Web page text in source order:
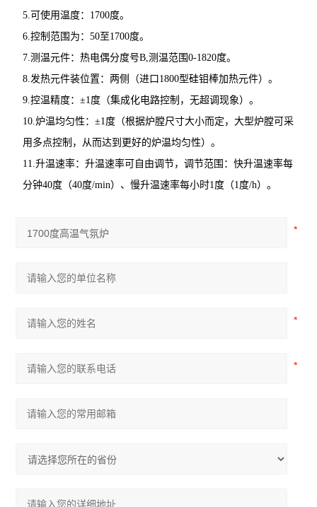
5.可使用温度：1700度。
6.控制范围为：50至1700度。
7.测温元件：热电偶分度号B,测温范围0-1820度。
8.发热元件装位置：两侧（进口1800型硅钼棒加热元件）。
9.控温精度：±1度（集成化电路控制，无超调现象）。
10.炉温均匀性：±1度（根据炉膛尺寸大小而定，大型炉膛可采
用多点控制，从而达到更好的炉温均匀性）。
11.升温速率：升温速率可自由调节，调节范围：快升温速率每
分钟40度（40度/min）、慢升温速率每小时1度（1度/h）。